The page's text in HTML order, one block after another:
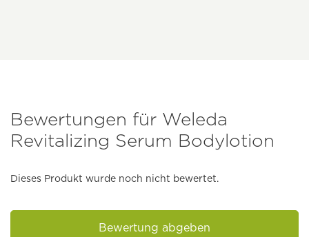
Bewertungen für Weleda
Revitalizing Serum Bodylotion
Dieses Produkt wurde noch nicht bewertet.
Bewertung abgeben